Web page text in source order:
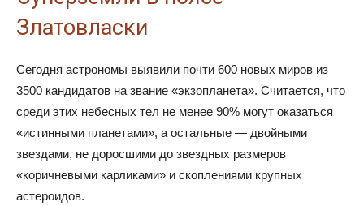
Златовласки
Сегодня астрономы выявили почти 600 новых миров из
3500 кандидатов на звание «экзопланета». Считается, что
среди этих небесных тел не менее 90% могут оказаться
«истинными планетами», а остальные — двойными
звездами, не доросшими до звездных размеров
«коричневыми карликами» и скоплениями крупных
астероидов.